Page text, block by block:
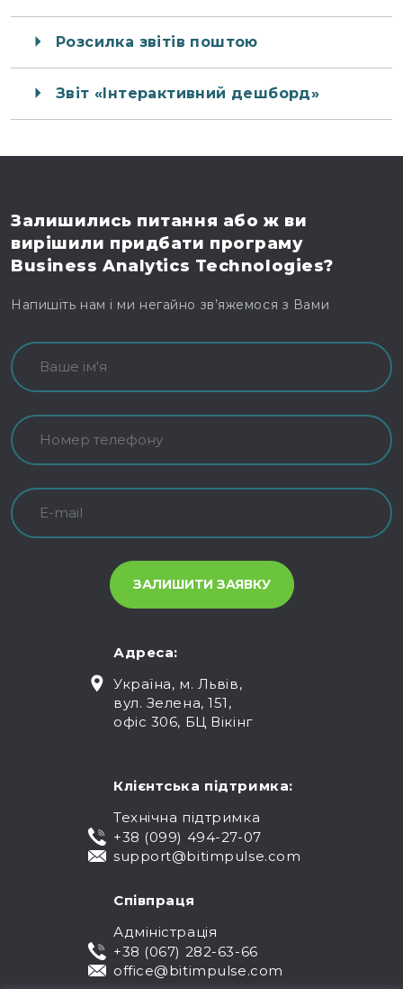
Розсилка звітів поштою
Звіт «Інтерактивний дешборд»
Залишились питання або ж ви
вирішили придбати програму
Business Analytics Technologies?
Напишіть нам і ми негайно зв’яжемося з Вами
Адреса:
Україна, м. Львів,
вул. Зелена, 151,
офіс 306, БЦ Вікінг
Клієнтська підтримка:
Технічна підтримка
+38 (099) 494-27-07
support@bitimpulse.com
Співпраця
Адміністрація
+38 (067) 282-63-66
office@bitimpulse.com